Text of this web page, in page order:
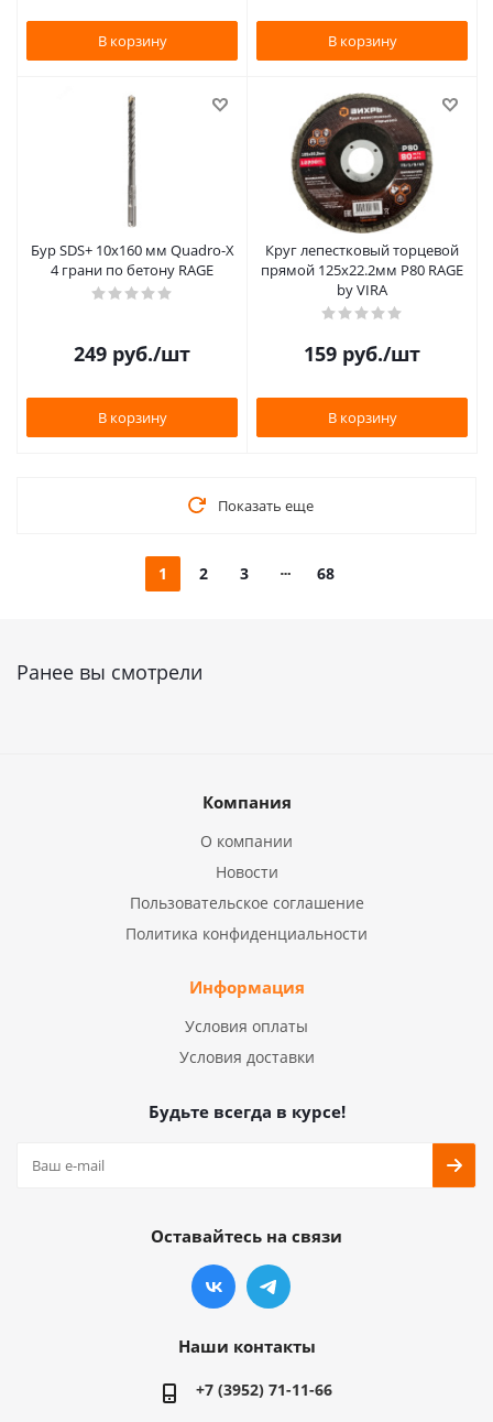
В корзину В корзину
Бур SDS+ 10х160 мм Quadro-X
4 грани по бетону RAGE
249 руб./шт
В корзину
Круг лепестковый торцевой
прямой 125x22.2мм Р80 RAGE
by VIRA
159 руб./шт
В корзину
Показать еще
1 2 3 68
Ранее вы смотрели
Компания
О компании
Новости
Пользовательское соглашение
Политика конфиденциальности
Информация
Условия оплаты
Условия доставки
Будьте всегда в курсе!
Оставайтесь на связи
Наши контакты
+7 (3952) 71-11-66